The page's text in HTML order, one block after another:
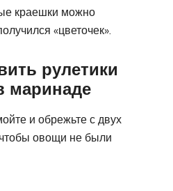
краешки можно
«цветочек».
рулетики
маринаде
и обрежьте с двух
овощи не были